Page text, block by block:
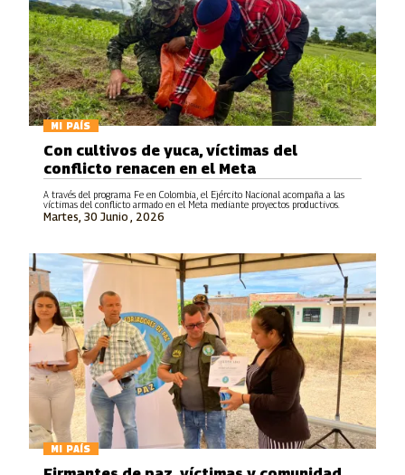
MI PAÍS
Martes, 30 Junio , 2026
Con cultivos de yuca, víctimas del
conflicto renacen en el Meta
A través del programa Fe en Colombia, el Ejército Nacional acompaña a las
víctimas del conflicto armado en el Meta mediante proyectos productivos.
MI PAÍS